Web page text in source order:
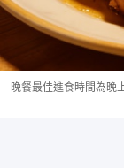
晚餐最佳進食時間為晚